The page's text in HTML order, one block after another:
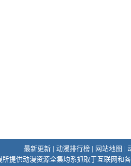
最新更新 动漫排行榜 网站地图
所提供动漫资源全集均系抓取于互联网和